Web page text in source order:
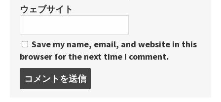
ウェブサイト
Save my name, email, and website in this
browser for the next time I comment.
メ